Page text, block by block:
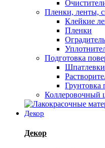
Пленки, ленты,
Клейкие
Пленки
Подготовка
Шпатлевки
Грунтовка
Коллеровочный
Декор
Декор